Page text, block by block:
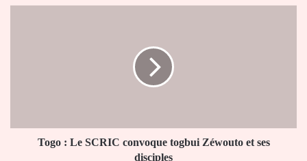
ses
disciplesTogo : Le SCRIC convoque togbui Zéwouto et ses
disciples